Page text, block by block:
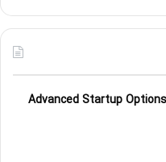
دسترسی به منوی Advanced Startup Options